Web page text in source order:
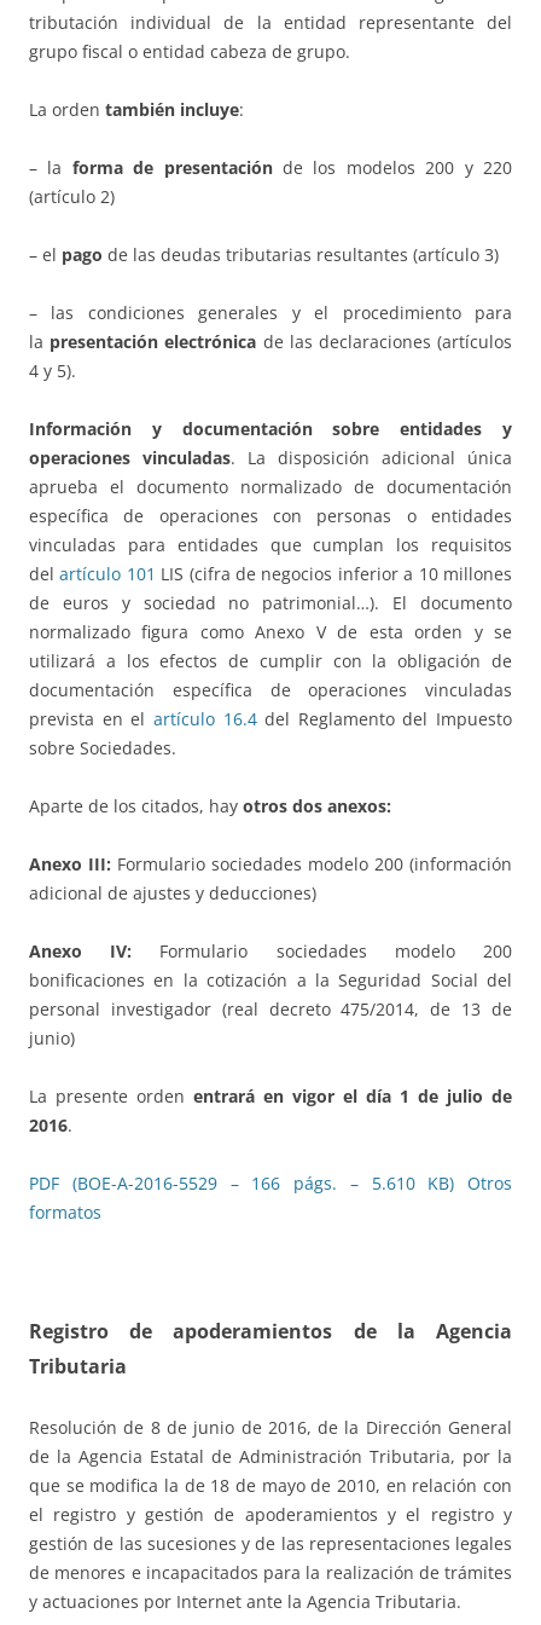
tributación individual de la entidad representante del
grupo fiscal o entidad cabeza de grupo.
La orden también incluye:
– la forma de presentaciónde los modelos 200 y 220
(artículo 2)
– el pago de las deudas tributarias resultantes (artículo 3)
– las condiciones generales y el procedimiento para
la presentación electrónica de las declaraciones (artículos
4 y 5).
Información y documentación sobre entidades y
operaciones vinculadas. La disposición adicional única
aprueba el documento normalizado de documentación
específica de operaciones con personas o entidades
vinculadas para entidades que cumplan los requisitos
delartículo 101 LIS (cifra de negocios inferior a 10 millones
de euros y sociedad no patrimonial…). El documento
normalizado figura como Anexo V de esta orden y se
utilizará a los efectos de cumplir con la obligación de
documentación específica de operaciones vinculadas
prevista en el artículo 16.4del Reglamento del Impuesto
sobre Sociedades.
Aparte de los citados, hay otros dos anexos:
Anexo III: Formulario sociedades modelo 200 (información
adicional de ajustes y deducciones)
Anexo IV: Formulario sociedades modelo 200
bonificaciones en la cotización a la Seguridad Social del
personal investigador (real decreto 475/2014, de 13 de
junio)
La presente orden entrará en vigor el día 1 de julio de
2016.
PDF (BOE-A-2016-5529 – 166 págs. – 5.610 KB) Otros
formatos
Registro de apoderamientos de la Agencia
Tributaria
Resolución de 8 de junio de 2016, de la Dirección General
de la Agencia Estatal de Administración Tributaria, por la
que se modifica la de 18 de mayo de 2010, en relación con
el registro y gestión de apoderamientos y el registro y
gestión de las sucesiones y de las representaciones legales
de menores e incapacitados para la realización de trámites
y actuaciones por Internet ante la Agencia Tributaria.